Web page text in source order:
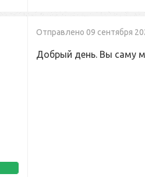
Отправлено 09 сентября
Добрый день. Вы саму